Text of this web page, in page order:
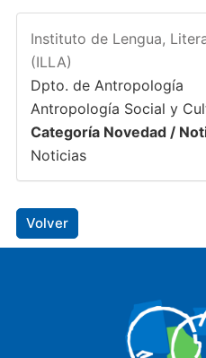
Instituto de Lengua,
(ILLA)
Dpto. de Antropología
Antropología Social y
Categoría Novedad /
Noticias
Volver